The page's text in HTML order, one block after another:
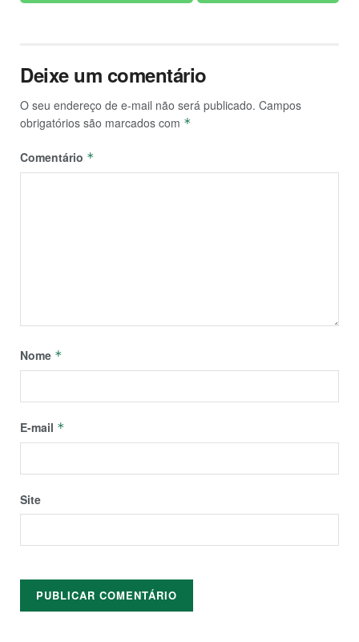
Deixe um comentário
O seu endereço de e-mail não será publicado. Campos
obrigatórios são marcados com *
Comentário *
Nome *
E-mail *
Site